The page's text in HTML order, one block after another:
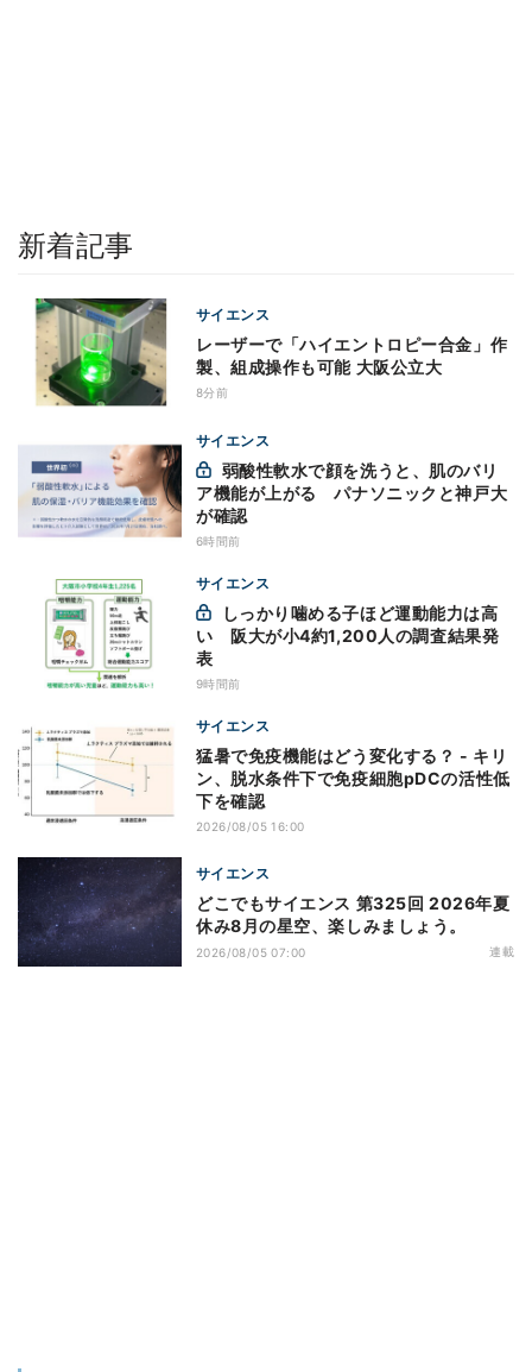
新着記事
サイエンス
レーザーで「ハイエントロピー合金」作
製、組成操作も可能 大阪公立大
8分前
サイエンス
ア機能が上がる パナソニックと神戸大
が確認
6時間前
サイエンス
い 阪大が小4約1,200人の調査結果発
表
9時間前
サイエンス
猛暑で免疫機能はどう変化する？ - キリ
ン、脱水条件下で免疫細胞pDCの活性低
下を確認
2026/08/05 16:00
サイエンス
どこでもサイエンス 第325回 2026年夏
休み8月の星空、楽しみましょう。
2026/08/05 07:00 連載